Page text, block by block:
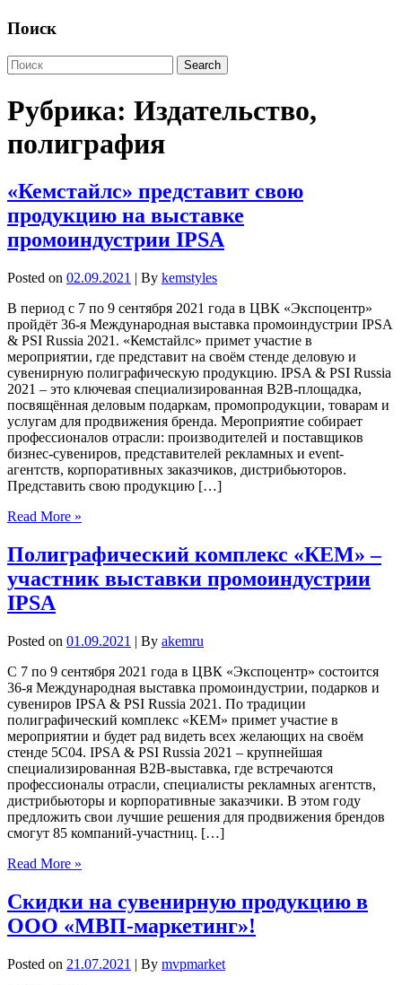
Поиск
Рубрика: Издательство,
полиграфия
«Кемстайлс» представит свою
продукцию на выставке
промоиндустрии IPSA
Posted on 02.09.2021 | By kemstyles
В период с 7 по 9 сентября 2021 года в ЦВК «Экспоцентр»
пройдёт 36-я Международная выставка промоиндустрии IPSA
& PSI Russia 2021. «Кемстайлс» примет участие в
мероприятии, где представит на своём стенде деловую и
сувенирную полиграфическую продукцию. IPSA & PSI Russia
2021 – это ключевая специализированная B2B-площадка,
посвящённая деловым подаркам, промопродукции, товарам и
услугам для продвижения бренда. Мероприятие собирает
профессионалов отрасли: производителей и поставщиков
бизнес-сувениров, представителей рекламных и event-
агентств, корпоративных заказчиков, дистрибьюторов.
Представить свою продукцию […]
Read More »
Полиграфический комплекс «КЕМ» –
участник выставки промоиндустрии
IPSA
Posted on 01.09.2021 | By akemru
С 7 по 9 сентября 2021 года в ЦВК «Экспоцентр» состоится
36-я Международная выставка промоиндустрии, подарков и
сувениров IPSA & PSI Russia 2021. По традиции
полиграфический комплекс «КЕМ» примет участие в
мероприятии и будет рад видеть всех желающих на своём
стенде 5C04. IPSA & PSI Russia 2021 – крупнейшая
специализированная B2B-выставка, где встречаются
профессионалы отрасли, специалисты рекламных агентств,
дистрибьюторы и корпоративные заказчики. В этом году
предложить свои лучшие решения для продвижения брендов
смогут 85 компаний-участниц. […]
Read More »
Скидки на сувенирную продукцию в
ООО «МВП-маркетинг»!
Posted on 21.07.2021 | By mvpmarket